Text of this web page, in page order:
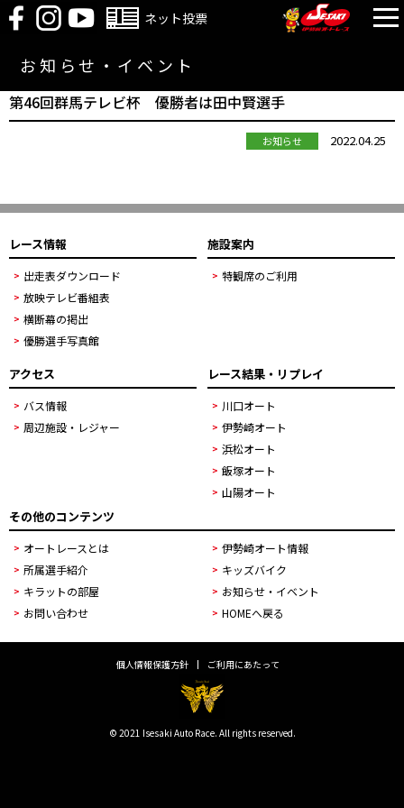
ネット投票
お知らせ・イベント
第46回群馬テレビ杯 優勝者は田中賢選手
お知らせ 2022.04.25
レース情報
出走表ダウンロード
放映テレビ番組表
横断幕の掲出
優勝選手写真館
施設案内
特観席のご利用
アクセス
バス情報
周辺施設・レジャー
レース結果・リプレイ
川口オート
伊勢崎オート
浜松オート
飯塚オート
山陽オート
その他のコンテンツ
オートレースとは
伊勢崎オート情報
所属選手紹介
キッズバイク
キラットの部屋
お知らせ・イベント
お問い合わせ
HOMEへ戻る
個人情報保護方針 ご利用にあたって
© 2021 Isesaki Auto Race. All rights reserved.